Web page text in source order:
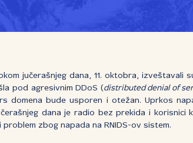
jučerašnjeg dana, 11. oktobra, izveštavali
pod agresivnim DDoS (distributed denial of
domena bude usporen i otežan. Uprkos
dana je radio bez prekida i korisnici
zbog napada na RNIDS-ov sistem.